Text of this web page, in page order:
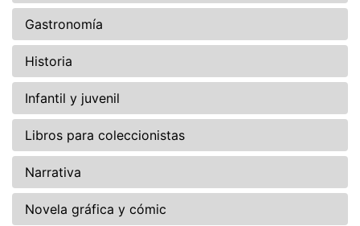
Gastronomía
Historia
Infantil y juvenil
Libros para coleccionistas
Narrativa
Novela gráfica y cómic